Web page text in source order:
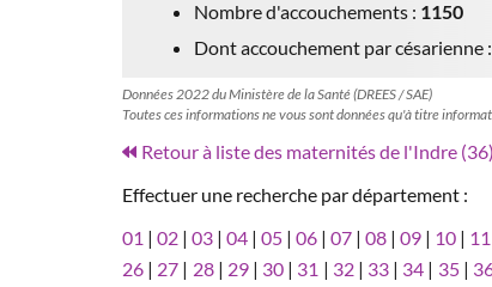
Nombre d'accouchements : 1150
Dont accouchement par césarienne :
Données 2022 du Ministère de la Santé (DREES / SAE)
Toutes ces informations ne vous sont données qu'à titre
Retour à liste des maternités de l'Indre (36)
Effectuer une recherche par département :
01 |02 |03 |04 |05 |06 |07 |08 |09 | 10 | 11
26 | 27 | 28| 29| 30 | 31 | 32| 33| 34 | 35|